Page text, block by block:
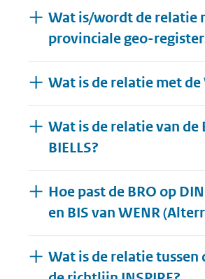
Wat is/wordt de relatie
provinciale geo-
Wat is de relatie met de
Wat is de relatie van de
BIELLS?
Hoe past de BRO op
en BIS van WENR
Wat is de relatie tussen